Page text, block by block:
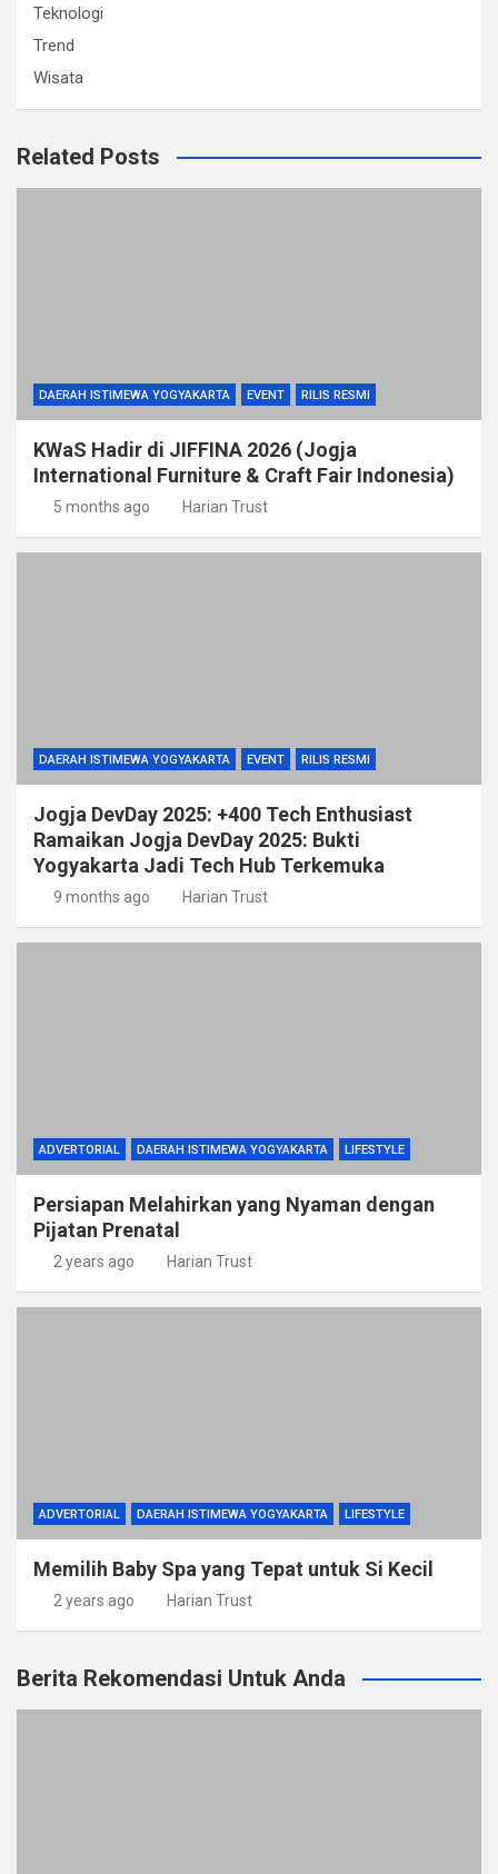
Teknologi
Trend
Wisata
Related Posts
DAERAH ISTIMEWA YOGYAKARTA EVENT RILIS RESMI
KWaS Hadir di JIFFINA 2026 (Jogja
International Furniture & Craft Fair Indonesia)
5 months ago Harian Trust
DAERAH ISTIMEWA YOGYAKARTA EVENT RILIS RESMI
Jogja DevDay 2025: +400 Tech Enthusiast
Ramaikan Jogja DevDay 2025: Bukti
Yogyakarta Jadi Tech Hub Terkemuka
9 months ago Harian Trust
ADVERTORIAL DAERAH ISTIMEWA YOGYAKARTA LIFESTYLE
Persiapan Melahirkan yang Nyaman dengan
Pijatan Prenatal
2 years ago Harian Trust
ADVERTORIAL DAERAH ISTIMEWA YOGYAKARTA LIFESTYLE
Memilih Baby Spa yang Tepat untuk Si Kecil
2 years ago Harian Trust
Berita Rekomendasi Untuk Anda